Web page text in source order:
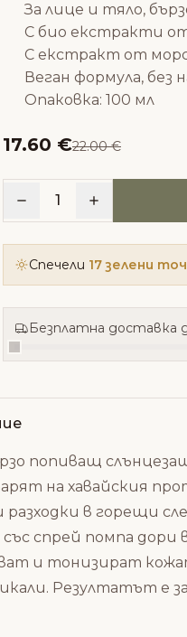
За лице и тяло,
С био екстракти от
С екстракт от
Веган формула, без
Опаковка: 100 мл
17.60 €22.00 €
1
Спечели 17 зелени
Безплатна доставка
попиващ
на хавайския
в горещи
спрей помпа
и тонизират
Резултатът е